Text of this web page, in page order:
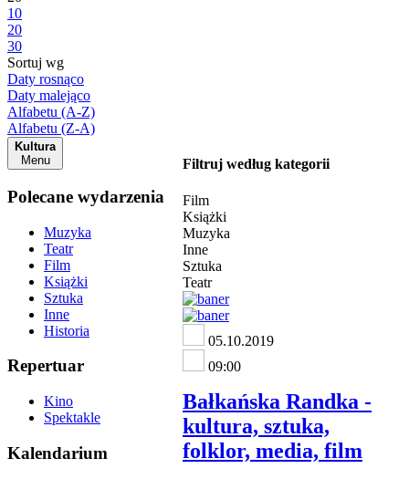
10
20
30
Sortuj wg
Daty rosnąco
Daty malejąco
Alfabetu (A-Z)
Alfabetu (Z-A)
Kultura
Menu
Polecane wydarzenia
Muzyka
Teatr
Film
Książki
Sztuka
Inne
Historia
Repertuar
Kino
Spektakle
Kalendarium
Filtruj według kategorii
Film
Książki
Muzyka
Inne
Sztuka
Teatr
05.10.2019
09:00
Bałkańska Randka -
kultura, sztuka,
folklor, media, film